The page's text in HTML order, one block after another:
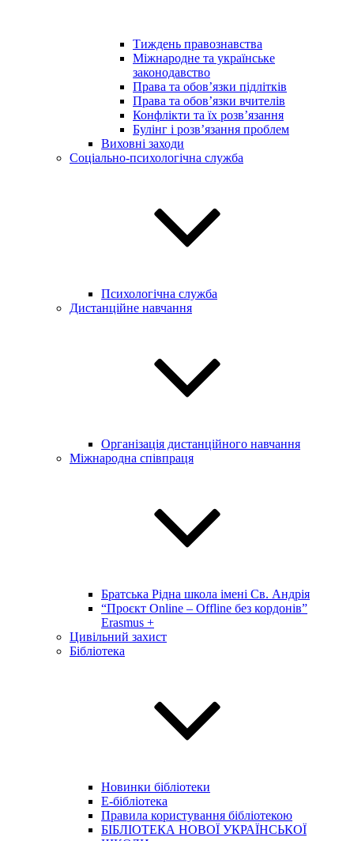
Тиждень правознавства
Міжнародне та українське
законодавство
Права та обов’язки підлітків
Права та обов’язки вчителів
Конфлікти та їх розв’язання
Булінг і розв’язання проблем
Виховні заходи
Соціально-психологічна служба
Психологічна служба
Дистанційне навчання
Організація дистанційного навчання
Міжнародна співпраця
Братська Рідна школа імені Св. Андрія
“Проєкт Online – Offline без кордонів”
Erasmus +
Цивільний захист
Бібліотека
Новинки бібліотеки
E-бібліотека
Правила користування бібліотекою
БІБЛІОТЕКА НОВОЇ УКРАЇНСЬКОЇ